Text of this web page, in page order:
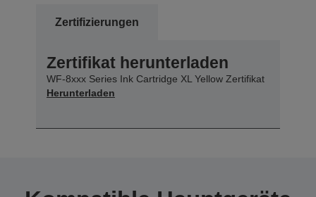
Zertifizierungen
Zertifikat herunterladen
WF-8xxx Series Ink Cartridge XL Yellow Zertifikat
Herunterladen